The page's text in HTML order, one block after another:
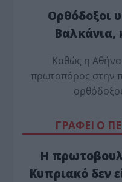
Ορθόδοξοι
Βαλκάνια,
Καθώς η
πρωτοπόρος στην
ΓΡΑΦΕΙ Ο
Η
Κυπριακό δεν